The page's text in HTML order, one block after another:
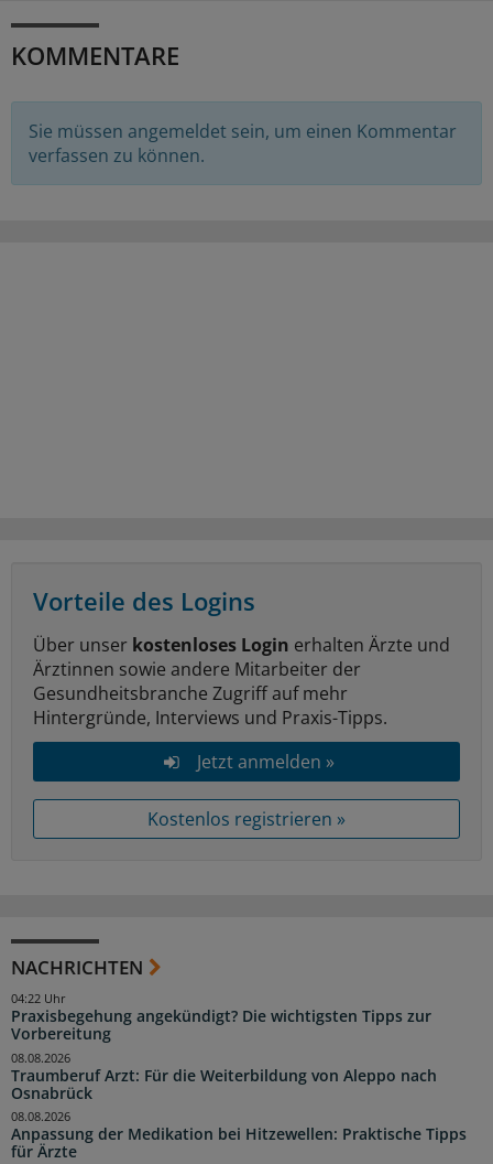
KOMMENTARE
Sie müssen angemeldet sein, um einen Kommentar
verfassen zu können.
Vorteile des Logins
Über unser kostenloses Login erhalten Ärzte und
Ärztinnen sowie andere Mitarbeiter der
Gesundheitsbranche Zugriff auf mehr
Hintergründe, Interviews und Praxis-Tipps.
Jetzt anmelden »
Kostenlos registrieren »
NACHRICHTEN
Praxisbegehung angekündigt? Die wichtigsten Tipps zur
Vorbereitung
04:22 Uhr
Traumberuf Arzt: Für die Weiterbildung von Aleppo nach
Osnabrück
08.08.2026
Anpassung der Medikation bei Hitzewellen: Praktische Tipps
für Ärzte
08.08.2026